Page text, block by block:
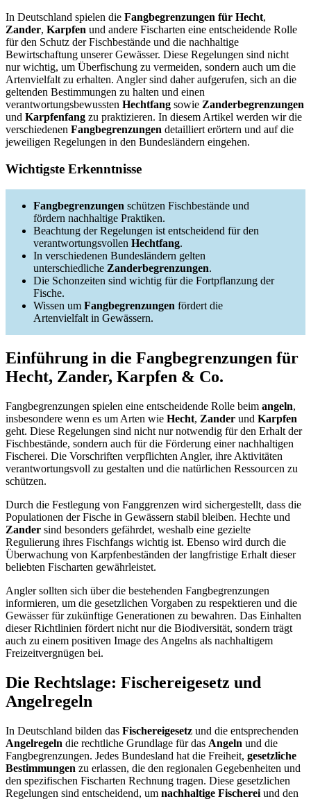
In Deutschland spielen die Fangbegrenzungen für Hecht,
Zander, Karpfen und andere Fischarten eine entscheidende Rolle
für den Schutz der Fischbestände und die nachhaltige
Bewirtschaftung unserer Gewässer. Diese Regelungen sind nicht
nur wichtig, um Überfischung zu vermeiden, sondern auch um die
Artenvielfalt zu erhalten. Angler sind daher aufgerufen, sich an die
geltenden Bestimmungen zu halten und einen
verantwortungsbewussten Hechtfang sowie Zanderbegrenzungen
und Karpfenfang zu praktizieren. In diesem Artikel werden wir die
verschiedenen Fangbegrenzungen detailliert erörtern und auf die
jeweiligen Regelungen in den Bundesländern eingehen.
Wichtigste Erkenntnisse
Fangbegrenzungen schützen Fischbestände und
fördern nachhaltige Praktiken.
Beachtung der Regelungen ist entscheidend für den
verantwortungsvollen Hechtfang.
In verschiedenen Bundesländern gelten
unterschiedliche Zanderbegrenzungen.
Die Schonzeiten sind wichtig für die Fortpflanzung der
Fische.
Wissen um Fangbegrenzungen fördert die
Artenvielfalt in Gewässern.
Einführung in die Fangbegrenzungen für
Hecht, Zander, Karpfen & Co.
Fangbegrenzungen spielen eine entscheidende Rolle beim angeln,
insbesondere wenn es um Arten wie Hecht, Zander und Karpfen
geht. Diese Regelungen sind nicht nur notwendig für den Erhalt der
Fischbestände, sondern auch für die Förderung einer nachhaltigen
Fischerei. Die Vorschriften verpflichten Angler, ihre Aktivitäten
verantwortungsvoll zu gestalten und die natürlichen Ressourcen zu
schützen.
Durch die Festlegung von Fanggrenzen wird sichergestellt, dass die
Populationen der Fische in Gewässern stabil bleiben. Hechte und
Zander sind besonders gefährdet, weshalb eine gezielte
Regulierung ihres Fischfangs wichtig ist. Ebenso wird durch die
Überwachung von Karpfenbeständen der langfristige Erhalt dieser
beliebten Fischarten gewährleistet.
Angler sollten sich über die bestehenden Fangbegrenzungen
informieren, um die gesetzlichen Vorgaben zu respektieren und die
Gewässer für zukünftige Generationen zu bewahren. Das Einhalten
dieser Richtlinien fördert nicht nur die Biodiversität, sondern trägt
auch zu einem positiven Image des Angelns als nachhaltigem
Freizeitvergnügen bei.
Die Rechtslage: Fischereigesetz und
Angelregeln
In Deutschland bilden das Fischereigesetz und die entsprechenden
Angelregeln die rechtliche Grundlage für das Angeln und die
Fangbegrenzungen. Jedes Bundesland hat die Freiheit, gesetzliche
Bestimmungen zu erlassen, die den regionalen Gegebenheiten und
den spezifischen Fischarten Rechnung tragen. Diese gesetzlichen
Regelungen sind entscheidend, um nachhaltige Fischerei und den